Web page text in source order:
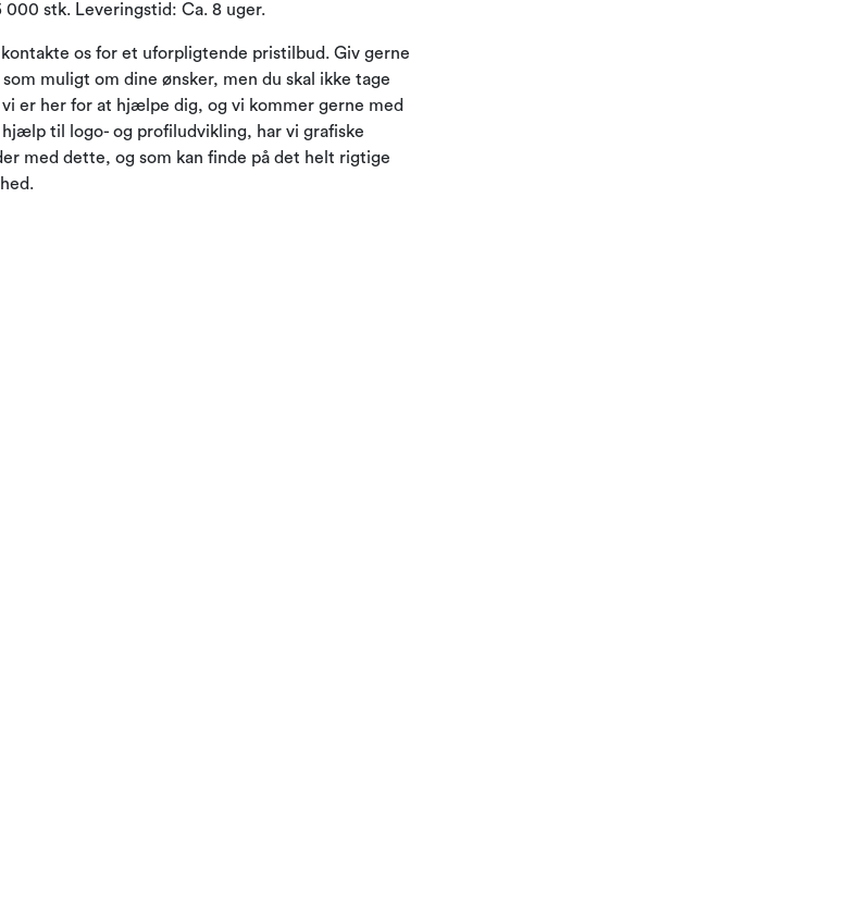
stk. Leveringstid: Ca. 8 uger.
os for et uforpligtende pristilbud. Giv gerne
muligt om dine ønsker, men du skal ikke tage
er her for at hjælpe dig, og vi kommer gerne med
til logo- og profiludvikling, har vi grafiske
med dette, og som kan finde på det helt rigtige